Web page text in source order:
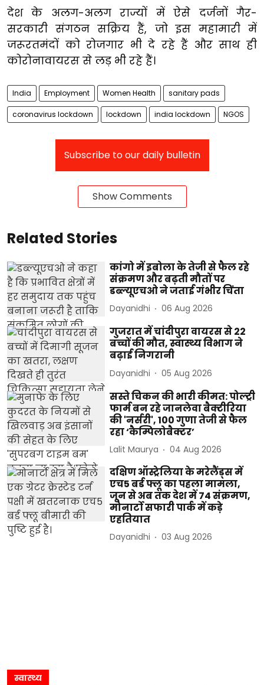
देश के अलग-अलग राज्यों में ऐसे दर्जनों गैर-
सरकारी संगठन सक्रिय हैं, जो इस महामारी में
जरूरतमंदों को रोजगार भी दे रहे हैं और साथ ही
कोरोनावायरस से लड़ भी रहे हैं।
India Employment Women Health sanitary pads
coronavirus lockdown lockdown india lockdown NGOS
Subscribe to our daily bulletin
Show Comments
Related Stories
कांगो में इबोला के तेजी से फैल रहे
संक्रमण और बढ़ती मौतों पर
डब्ल्यूएचओ ने जताई गंभीर चिंता
Dayanidhi 06 Aug 2026
गुजरात में चांदीपुरा वायरस से 22
बच्चों की मौत, स्वास्थ्य विभाग ने
बढ़ाई निगरानी
Dayanidhi 05 Aug 2026
सस्ते चिकन की भारी कीमत: पोल्ट्री
फार्म बन रहे जानलेवा बैक्टीरिया
की 'नर्सरी', 100 गुणा तेजी से फैल
रहा ‘कैम्पिलोबैक्टर’
Lalit Maurya 04 Aug 2026
दक्षिण ऑस्ट्रेलिया के मरेलैंड्स में
एच5 बर्ड फ्लू का पहला मामला,
जून से अब तक देश में 74 संक्रमण,
मोनार्टो सफारी पार्क में कड़े
एहतियात
Dayanidhi 03 Aug 2026
स्वास्थ्य